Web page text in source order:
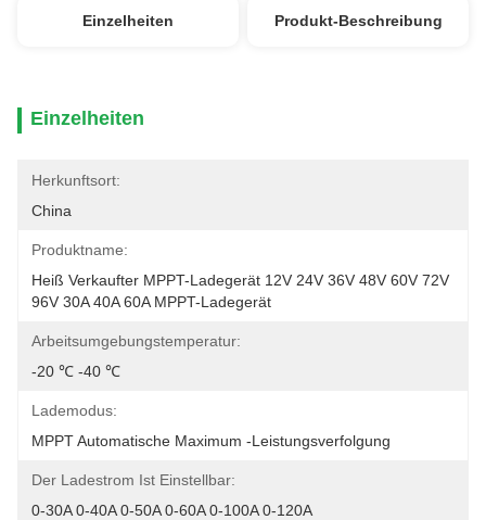
Einzelheiten Produkt-Beschreibung
Einzelheiten
Herkunftsort:
China
Produktname:
Heiß Verkaufter MPPT-Ladegerät 12V 24V 36V 48V 60V 72V
96V 30A 40A 60A MPPT-Ladegerät
Arbeitsumgebungstemperatur:
-20 ℃ -40 ℃
Lademodus:
MPPT Automatische Maximum -Leistungsverfolgung
Der Ladestrom Ist Einstellbar:
0-30A 0-40A 0-50A 0-60A 0-100A 0-120A